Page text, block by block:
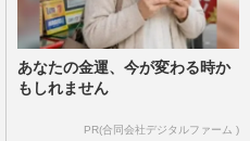
あなたの金運、今が変わる時か
もしれません
PR(合同会社デジタルファーム )